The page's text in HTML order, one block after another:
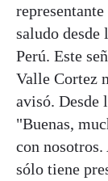
saludo desde
Perú. Este
Valle Cortez
avisó. Desde
"Buenas,
con
sólo tiene